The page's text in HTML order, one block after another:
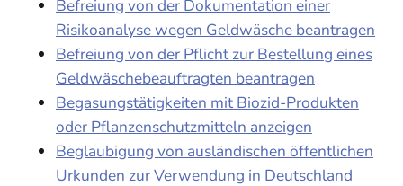
Befreiung von der Dokumentation einer
Risikoanalyse wegen Geldwäsche beantragen
Befreiung von der Pflicht zur Bestellung eines
Geldwäschebeauftragten beantragen
Begasungstätigkeiten mit Biozid-Produkten
oder Pflanzenschutzmitteln anzeigen
Beglaubigung von ausländischen öffentlichen
Urkunden zur Verwendung in Deutschland